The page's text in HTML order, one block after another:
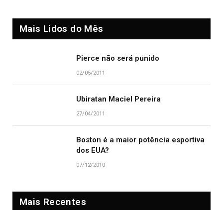
Mais Lidos do Mês
Pierce não será punido
02/05/2011
Ubiratan Maciel Pereira
27/04/2011
Boston é a maior potência esportiva
dos EUA?
07/12/2010
Mais Recentes